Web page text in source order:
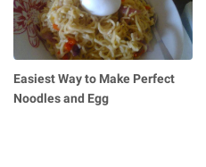
Easiest Way to Make Perfect
Noodles and Egg